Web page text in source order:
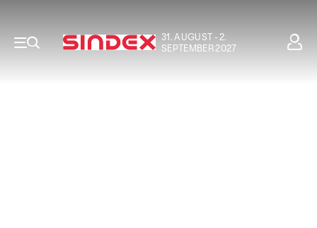
31. AUGUST - 2.
SEPTEMBER 2027